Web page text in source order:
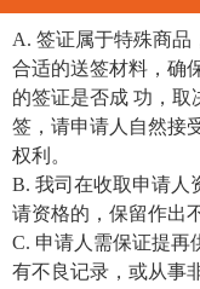
A. 签证属于特殊商品
合适的送签材料，确
的签证是否成 功，
签，请申请人自然接
权利。
B. 我司在收取申请人
请资格的，保留作出
C. 申请人需保证提再
有不良记录，或从事